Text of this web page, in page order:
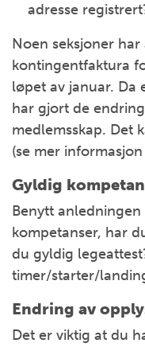
adresse
Noen seksjoner
kontingentfaktura
løpet av januar.
har gjort de
medlemsskap. Det
(se mer
Gyldig
Benytt
kompetanser, har
du gyldig
timer/starter/
Endring av
Det er viktig at du